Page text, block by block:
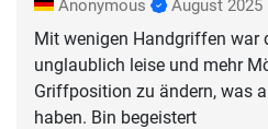
Anonymous August 2025
Mit wenigen Handgriffen war
unglaublich leise und mehr
Griffposition zu ändern, was
haben. Bin begeistert